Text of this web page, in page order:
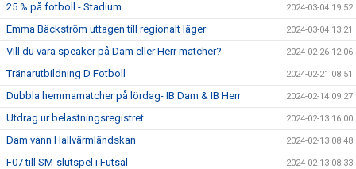
25 % på fotboll - Stadium 2024-03-04 19:52
Emma Bäckström uttagen till regionalt läger 2024-03-04 13:21
Vill du vara speaker på Dam eller Herr matcher? 2024-02-26 12:06
Tränarutbildning D Fotboll 2024-02-21 08:51
Dubbla hemmamatcher på lördag- IB Dam & IB Herr 2024-02-14 09:27
Utdrag ur belastningsregistret 2024-02-13 16:00
Dam vann Hallvärmländskan 2024-02-13 08:48
F07 till SM-slutspel i Futsal 2024-02-13 08:33